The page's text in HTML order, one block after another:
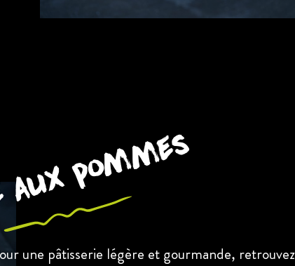
pommes
une pâtisserie légère et gourmande,